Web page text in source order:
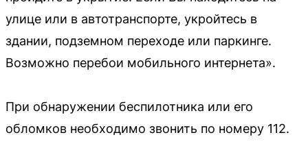
улице или в автотранспорте, укройтесь в
здании, подземном переходе или паркинге.
Возможно перебои мобильного интернета».
При обнаружении беспилотника или его
обломков необходимо звонить по номеру 112.